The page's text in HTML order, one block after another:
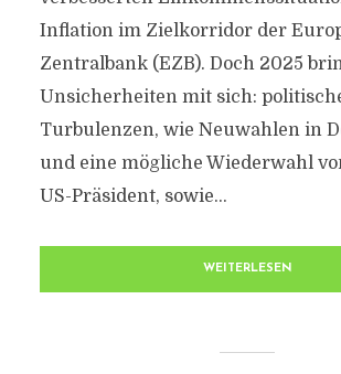
Inflation im Zielkorridor der
Zentralbank (EZB). Doch 2025
Unsicherheiten mit sich:
Turbulenzen, wie Neuwahlen in
und eine mögliche Wiederwahl
US-Präsident, sowie...
WEITERLESEN